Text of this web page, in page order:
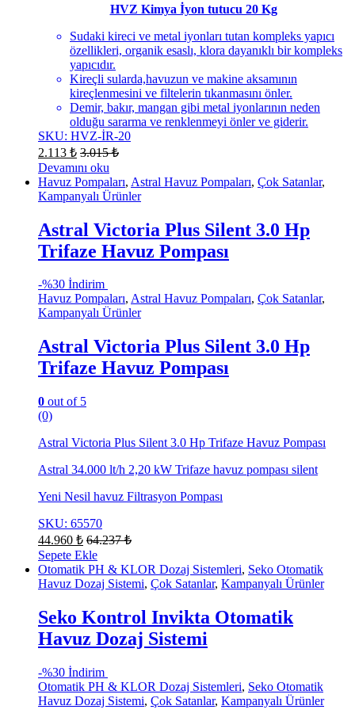
HVZ Kimya İyon tutucu 20 Kg
Sudaki kireci ve metal iyonları tutan kompleks yapıcı
özellikleri, organik esaslı, klora dayanıklı bir kompleks
yapıcıdır.
Kireçli sularda,havuzun ve makine aksamının
kireçlenmesini ve filtelerin tıkanmasını önler.
Demir, bakır, mangan gibi metal iyonlarının neden
olduğu sararma ve renklenmeyi önler ve giderir.
SKU: HVZ-İR-20
2.113 ₺ 3.015₺
Devamını oku
Havuz Pompaları, Astral Havuz Pompaları, Çok Satanlar,
Kampanyalı Ürünler
Astral Victoria Plus Silent 3.0 Hp
Trifaze Havuz Pompası
-%30 İndirim
Havuz Pompaları, Astral Havuz Pompaları, Çok Satanlar,
Kampanyalı Ürünler
Astral Victoria Plus Silent 3.0 Hp
Trifaze Havuz Pompası
0 out of 5
(0)
Astral Victoria Plus Silent 3.0 Hp Trifaze Havuz Pompası
Astral 34.000 lt/h 2,20 kW Trifaze havuz pompası silent
Yeni Nesil havuz Filtrasyon Pompası
SKU: 65570
44.960 ₺ 64.237₺
Sepete Ekle
Otomatik PH & KLOR Dozaj Sistemleri, Seko Otomatik
Havuz Dozaj Sistemi, Çok Satanlar, Kampanyalı Ürünler
Seko Kontrol Invikta Otomatik
Havuz Dozaj Sistemi
-%30 İndirim
Otomatik PH & KLOR Dozaj Sistemleri, Seko Otomatik
Havuz Dozaj Sistemi, Çok Satanlar, Kampanyalı Ürünler